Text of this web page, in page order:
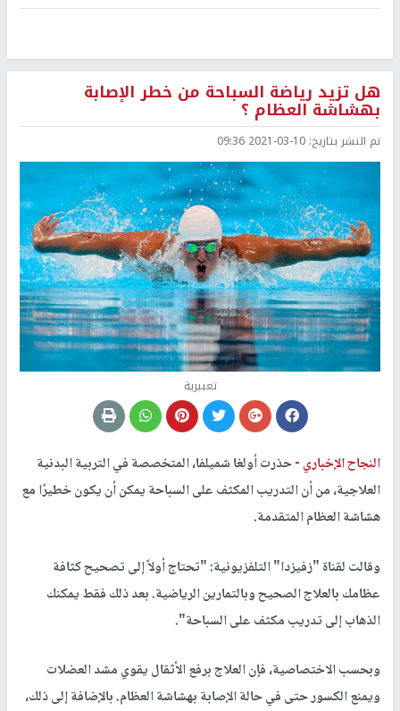
هل تزيد رياضة السباحة من خطر الإصابة
بهشاشة العظام ؟
تم النشر بتاريخ: 2021-03-10 09:36
تعبيرية
النجاح الإخباري -حذرت أولغا شميلفا، المتخصصة في التربية البدنية
العلاجية، من أن التدريب المكثف على السباحة يمكن أن يكون خطيرًا مع
هشاشة العظام المتقدمة.
وقالت لقناة "زفيزدا" التلفزيونية: "تحتاج أولاً إلى تصحيح كثافة
عظامك بالعلاج الصحيح وبالتمارين الرياضية. بعد ذلك فقط يمكنك
الذهاب إلى تدريب مكثف على السباحة".
وبحسب الاختصاصية، فإن العلاج برفع الأثقال يقوي مشد العضلات
ويمنع الكسور حتى في حالة الإصابة بهشاشة العظام. بالإضافة إلى ذلك،